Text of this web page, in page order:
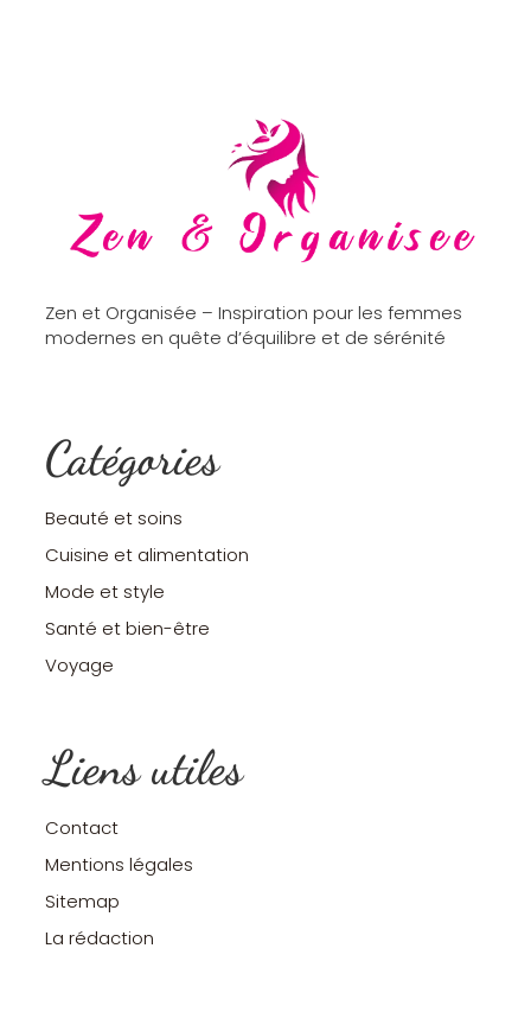
Zen et Organisée – Inspiration pour les femmes
modernes en quête d’équilibre et de sérénité
Catégories
Beauté et soins
Cuisine et alimentation
Mode et style
Santé et bien-être
Voyage
Liens utiles
Contact
Mentions légales
Sitemap
La rédaction